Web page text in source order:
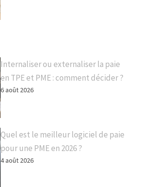
Internaliser ou externaliser la paie
en TPE et PME : comment décider ?
6 août 2026
Quel est le meilleur logiciel de paie
pour une PME en 2026 ?
4 août 2026